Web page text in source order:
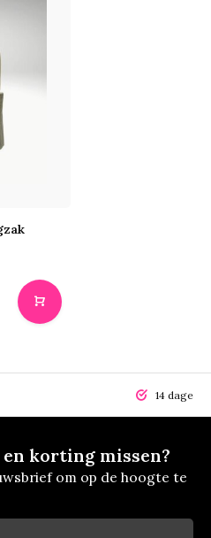
14 dagen
korting missen?
om op de hoogte te